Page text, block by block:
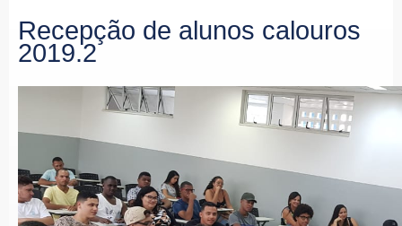
Recepção de alunos calouros
2019.2